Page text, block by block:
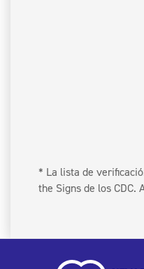
* La lista de
the Signs de los CDC.